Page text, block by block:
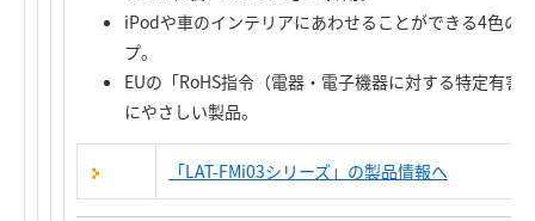
iPodや車のインテリアにあわせることができる4色の
プ。
EUの「RoHS指令（電器・電子機器に対する特定有害
にやさしい製品。
「LAT-FMi03シリーズ」の製品情報へ